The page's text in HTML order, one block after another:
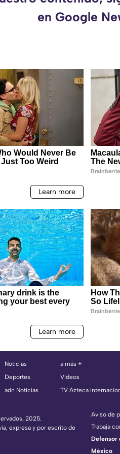
en Google
Noticias
Deportes
adn Noticias
a más +
Videos
TV Azteca
2025.
expresa y por escrito de
Aviso de
Trabaja
Defensor
México